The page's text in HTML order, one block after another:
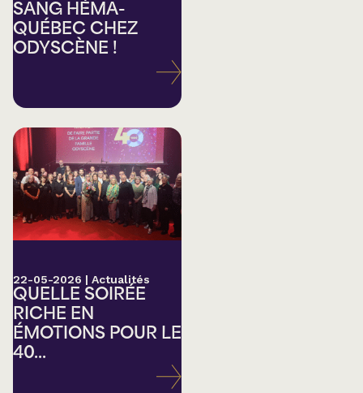
SANG HÉMA-
QUÉBEC CHEZ
ODYSCÈNE !
22-05-2026 | Actualités
QUELLE SOIRÉE
RICHE EN
ÉMOTIONS POUR LE
40...